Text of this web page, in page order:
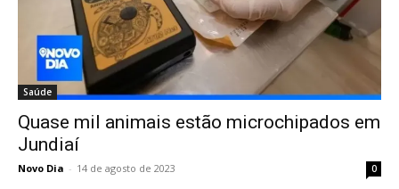
Saúde
Quase mil animais estão microchipados em
Jundiaí
Novo Dia - 14 de agosto de 2023 0